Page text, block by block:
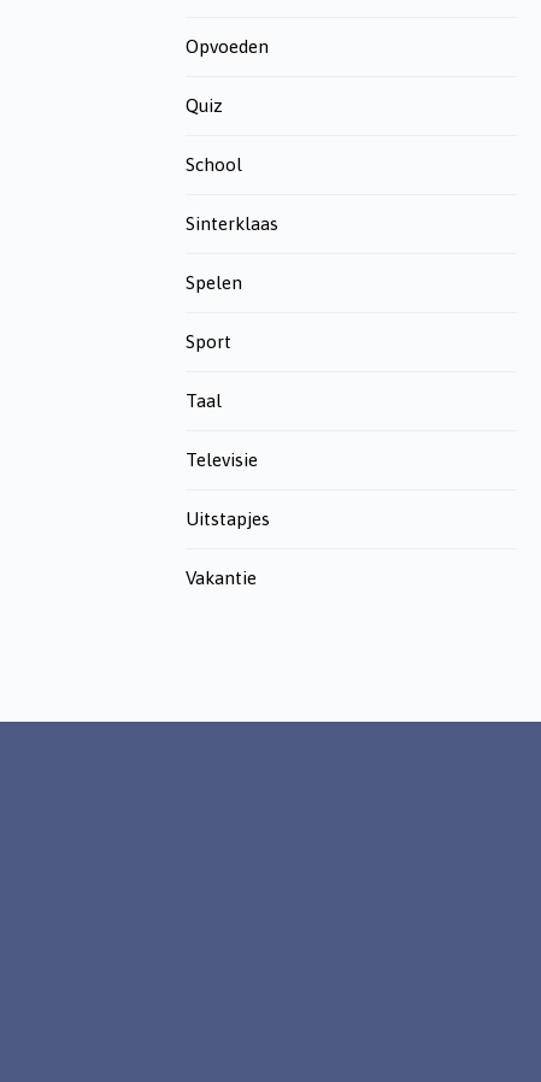
Opvoeden
Quiz
School
Sinterklaas
Spelen
Sport
Taal
Televisie
Uitstapjes
Vakantie